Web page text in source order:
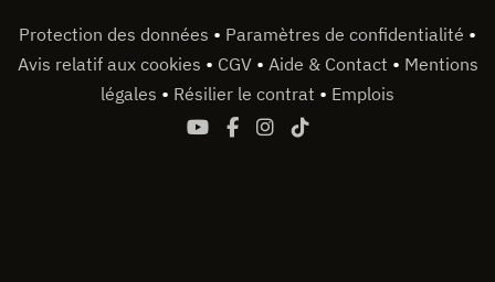
Protection des données • Paramètres de confidentialité •
Avis relatif aux cookies • CGV • Aide & Contact • Mentions
légales • Résilier le contrat • Emplois